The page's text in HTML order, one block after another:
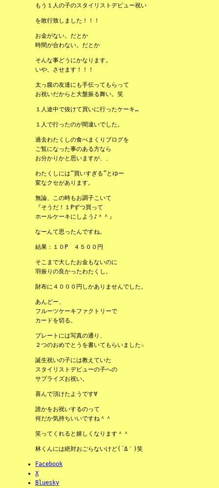
もう１人の子のスタイリストデビュー祝い
を敢行致しました！！！
お金がない。だとか
時間が合わない。だとか
そんな事どうにかなります。
いや、させます！！！
太っ腹の友達にも手伝ってもらって
お祝いだからと大盤振る舞い。笑
１人途中で抜けて買いに行ったケーキ…
１人で行ったのが間違いでした。
過去わたくしの食べまくりブログを
ご覧になった事のある方なら
お分かりかと思いますが、、
わたくしには”買いすぎる”とゆー
変なクセがあります。
無論、この時もお調子こいて
『そうだ！１Pずつ買って
ホールケーキにしよう♪＾＾』
なーんて思ったんですね。
結果：１０P ４５００円
そこまで大したお金もないのに
羽振りの良かったわたくし。
財布に４０００円しかありませんでした。
あんどー、
フルーツケーキファクトリーで
カードを切る。
プレートには写真の通り、
２つのおめでとうを書いてもらいました☆
誕生祝いの子には教えていた
スタイリストデビューの子への
サプライズお祝い。
喜んで頂けたようです∀
誰かをお祝いするのって
何だか気持ちいいですね＾＾
笑ってくれると嬉しくなります＾＾
林くんには絶対おごらないけど(´Δ｀)笑
Facebook
X
Bluesky